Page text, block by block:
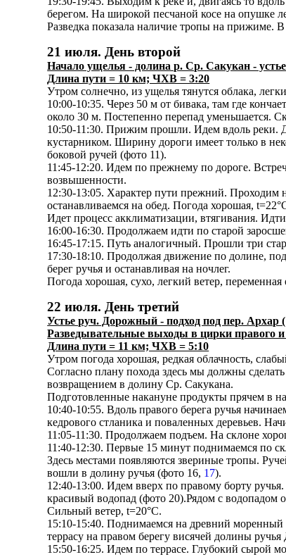
берегом. На широкой песчаной косе на опушке
Разведка показала наличие тропы на прижиме.
21 июля. День второй
Начало ущелья - долина р. Ср. Сакукан -
Длина пути = 10 км; ЧХВ = 3:20
Утром солнечно, из ущелья тянутся облака,
10:00-10:35. Через 50 м от бивака, там где
около 30 м. Постепенно перепад уменьшается.
10:50-11:30. Прижим прошли. Идем вдоль реки.
кустарником. Ширину дороги имеет только в
боковой ручей (фото 11).
11:45-12:20. Идем по прежнему по дороге.
возвышенности.
12:30-13:05. Характер пути прежний. Проходим
останавливаемся на обед. Погода хорошая,
Идет процесс акклиматизации, втягивания.
16:00-16:30. Продолжаем идти по старой
16:45-17:15. Путь аналогичный. Прошли три
17:30-18:10. Продолжая движение по долине,
берег ручья и останавливая на ночлег.
Погода хорошая, сухо, легкий ветер,
22 июля. День третий
Устье руч. Дорожный - подход под пер. Архар
Разведывательные выходы в цирки правого и
Длина пути = 11 км; ЧХВ = 5:10
Утром погода хорошая, редкая облачность,
Согласно плану похода здесь мы должны
возвращением в долину Ср. Сакукана.
Подготовленные накануне продукты прячем в
10:40-10:55. Вдоль правого берега ручья
кедрового стланика и поваленных деревьев.
11:05-11:30. Продолжаем подъем. На склоне
11:40-12:30. Первые 15 минут поднимаемся по
Здесь местами появляются звериные тропы.
вошли в долину ручья (фото 16, 17).
12:40-13:00. Идем вверх по правому борту
красивый водопад (фото 20).Рядом с водопадом
Сильный ветер, t=20°C.
15:10-15:40. Поднимаемся на древний
террасу на правом берегу висячей долины
15:50-16:25. Идем по террасе. Глубокий сырой